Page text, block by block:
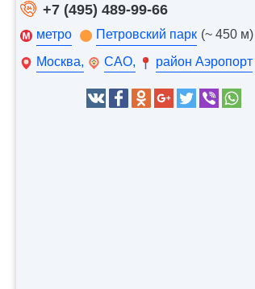
+7 (495) 489-99-66
метро Петровский парк (~ 450 м)
Москва,
САО, район Аэропорт